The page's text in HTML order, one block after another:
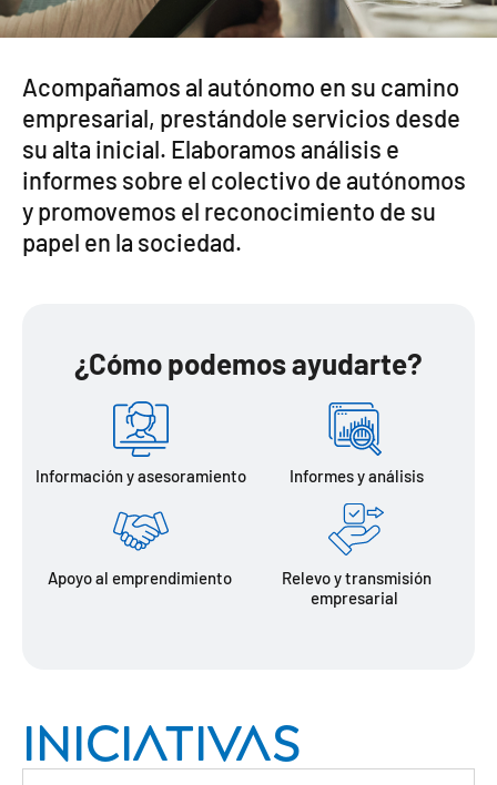
Acompañamos al autónomo en su camino
empresarial, prestándole servicios desde
su alta inicial. Elaboramos análisis e
informes sobre el colectivo de autónomos
y promovemos el reconocimiento de su
papel en la sociedad.
¿Cómo podemos ayudarte?
Información y asesoramiento Informes y análisis
Apoyo al emprendimiento
Relevo y transmisión
empresarial
iniciativas